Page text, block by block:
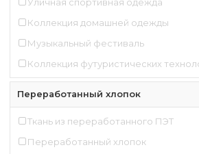
Коллекция домашней одежды
Музыкальный фестиваль
Коллекция футуристических
Переработанный хлопок
Ткань из переработанного ПЭТ
Переработанный хлопок